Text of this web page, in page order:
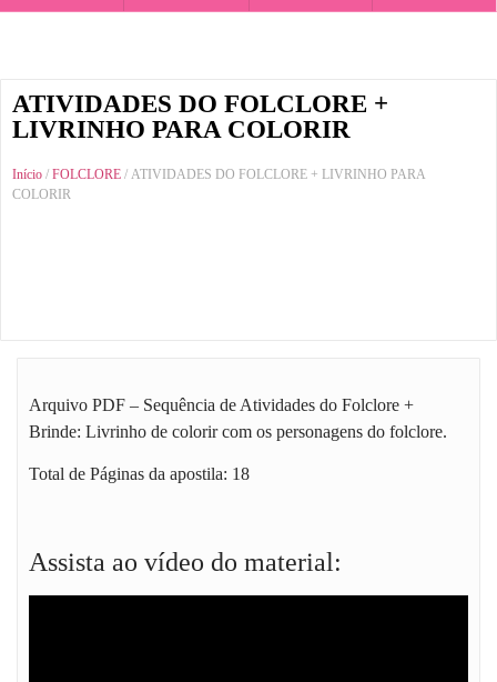
ATIVIDADES DO FOLCLORE +
LIVRINHO PARA COLORIR
Início / FOLCLORE / ATIVIDADES DO FOLCLORE + LIVRINHO PARA
COLORIR
Arquivo PDF – Sequência de Atividades do Folclore +
Brinde: Livrinho de colorir com os personagens do folclore.
Total de Páginas da apostila: 18
Assista ao vídeo do material: